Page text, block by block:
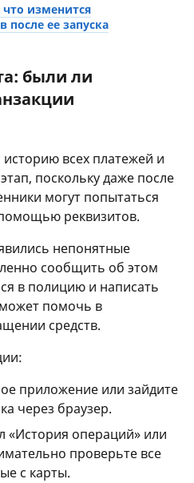
что изменится
после ее запуска
были ли
всех платежей и
поскольку даже после
могут попытаться
реквизитов.
непонятные
сообщить об этом
в полицию и написать
помочь в
средств.
приложение или зайдите
через браузер.
«История операций» или
проверьте все
с карты.